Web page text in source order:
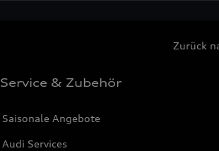
Zurück
Service & Zubehör
Saisonale Angebote
Audi Services